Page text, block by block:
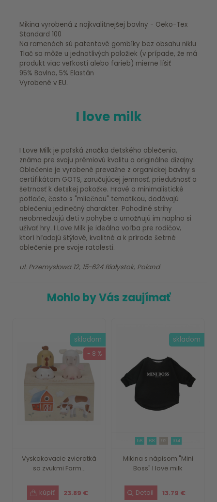
Mikina vyrobená z najkvalitnejšej bavlny - Oeko-Tex
Standard 100
Na ramenách sú patentové gombíky bez obsahu niklu
Tlač sa môže u jednotlivých položiek (v prípade, že má
produkt viac veľkostí alebo farieb) mierne líšiť
95% Bavlna, 5% Elastán
Vyrobené v EU.
I love milk
I Love Milk je poľská značka detského oblečenia,
známa pre svoju prémiovú kvalitu a originálne dizajny.
Oblečenie je vyrobené prevažne z organickej bavlny s
certifikátom GOTS, zaručujúcej jemnosť, priedušnosť a
šetrnosť k detskej pokožke. Hravé a minimalistické
potlače, často s "mliečnou" tematikou, dodávajú
oblečeniu jedinečný charakter. Pohodlné strihy
neobmedzujú deti v pohybe a umožňujú im naplno si
užívať hry. I Love Milk je ideálna voľba pre rodičov,
ktorí hľadajú štýlové, kvalitné a k prírode šetrné
oblečenie pre svoje ratolesti.
ul. Przemysłowa 12, 15-624 Białystok, Poland
Mohlo by Vás zaujímať
Vyskakovacie zvieratká
so zvukmi Farm...
23.89 €
skladom
- 8 %
Mikina s nápisom "Mini
Boss" I love milk
13.79 €
skladom
56 68 92 104